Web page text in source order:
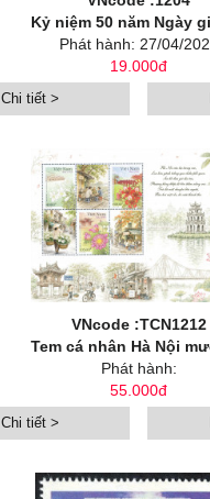
Kỷ niệm 50 năm Ngày giải phóng miền Nam, thống nhất đất nước (30/4/1975 - 30/
Phát hành: 27/04/
19.000đ
Chi tiết >
VNcode :TCN1212
Tem cá nhân Hà Nội mười hai mùa hoa: Hoa
Phát hành:
55.000đ
Chi tiết >